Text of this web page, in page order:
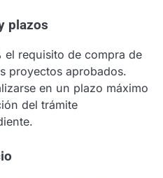
plazos
el requisito de compra de
proyectos aprobados.
en un plazo máximo
del trámite